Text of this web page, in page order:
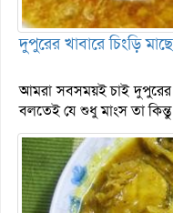
দুপুরের খাবারে চিংড়ি
আমরা সবসময়ই চাই দুপুরের
বলতেই যে শুধু মাংস তা